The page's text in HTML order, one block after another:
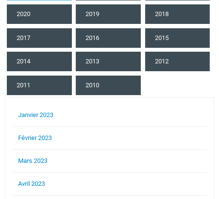
2020 2019 2018
2017 2016 2015
2014 2013 2012
2011 2010
Janvier 2023
Février 2023
Mars 2023
Avril 2023